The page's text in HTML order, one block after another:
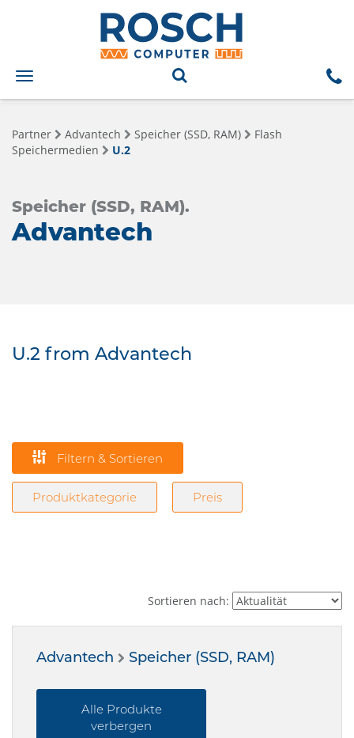
Toggle
navigation
Partner Advantech Speicher (SSD, RAM)
Flash
Speichermedien
U.2
Speicher (SSD, RAM).
Advantech
U.2 from Advantech
Filtern & Sortieren
Produktkategorie Preis
Sortieren nach:
Advantech Speicher (SSD, RAM)
Alle Produkte
verbergen